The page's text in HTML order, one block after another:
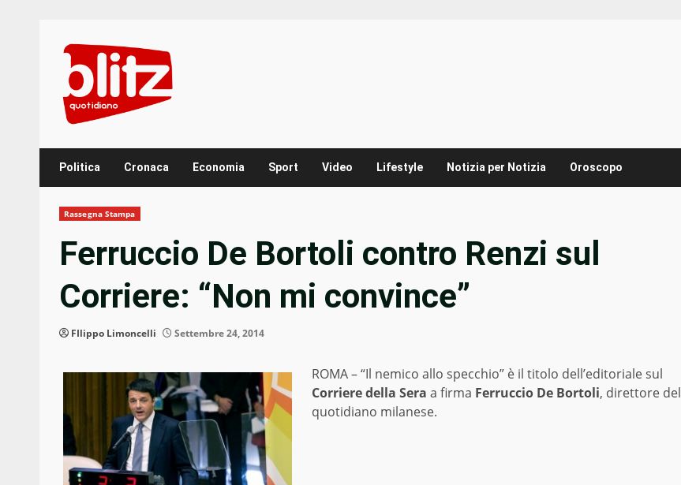
content
Politica Cronaca Economia Sport Video Lifestyle Notizia per Notizia Oroscopo
Rassegna Stampa
Ferruccio De Bortoli contro Renzi sul
Corriere: “Non mi convince”
FIlippo Limoncelli Settembre 24, 2014
ROMA – “Il nemico allo specchio” è il titolo dell’editoriale sul
Corriere della Sera a firma Ferruccio De Bortoli, direttore del
quotidiano milanese.